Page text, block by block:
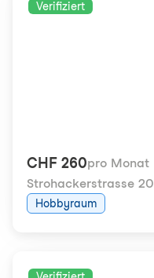
Verifiziert
CHF 260pro Monat
Strohackerstrasse 20
Hobbyraum